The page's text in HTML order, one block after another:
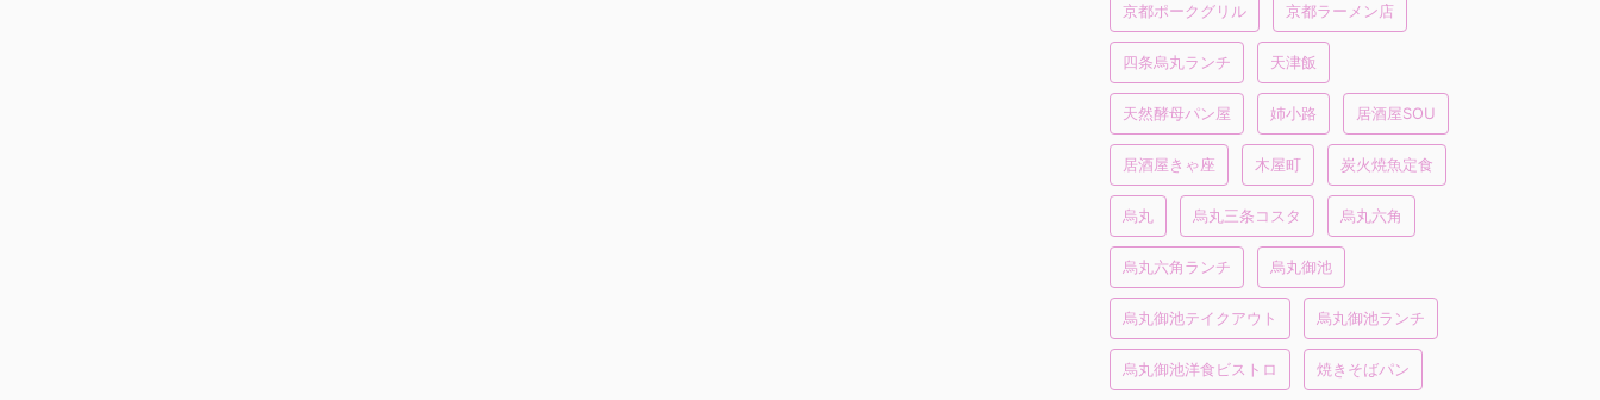
京都ポークグリル 京都ラーメン店
四条烏丸ランチ 天津飯
天然酵母パン屋 姉小路 居酒屋SOU
居酒屋きゃ座 木屋町 炭火焼魚定食
烏丸 烏丸三条コスタ 烏丸六角
烏丸六角ランチ 烏丸御池
烏丸御池テイクアウト 烏丸御池ランチ
烏丸御池洋食ビストロ 焼きそばパン